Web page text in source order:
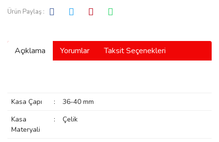
Ürün Paylaş :
Açıklama Yorumlar Taksit Seçenekleri
Kasa Çapı :
36-40 mm
Kasa
Materyali
: Çelik